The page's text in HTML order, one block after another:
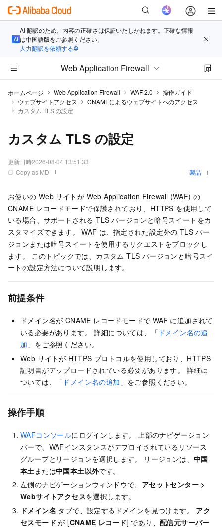
AI 翻訳のため、内容の正確さは保証いたしかねます。正確な情報
は中国語版をご参照ください。
人力翻訳を依頼する
Web Application Firewall
ホームページ Web Application Firewall WAF 2.0
操作ガイド
ウェブサイトアクセス
CNAMEによるウェブサイトへのアクセス
カスタム TLS の設定
カスタム TLS の設定
更新日時2026-08-04 13:51:33
Copy as MD
製品
お使いの Web サイトが Web Application Firewall (WAF) の
CNAME レコードモードで保護されており、HTTPS を使用して
いる場合、サポートされる TLS バージョンと暗号スイートをカ
スタマイズできます。 WAF は、指定された設定外の TLS バー
ジョンまたは暗号スイートを使用するリクエストをブロックし
ます。 このトピックでは、カスタム TLS バージョンと暗号スイ
ートの設定方法について説明します。
前提条件
ドメイン名が CNAME レコードモードで WAF に追加されて
いる必要があります。 詳細については、「 ドメイン名の追
加 」をご参照ください。
Web サイトが HTTPS プロトコルを使用しており、HTTPS
証明書がアップロードされている必要があります。 詳細に
ついては、「 ドメイン名の追加 」をご参照ください。
操作手順
WAFコンソールにログインします。 上部のナビゲーション
バーで、WAFインスタンスがデプロイされているリソース
グループとリージョンを選択します。 リージョンは、 中国
本土または中国本土以外です。
左側のナビゲーションウィンドウで、 アセットセンター >
Webサイトアクセスを選択します。
ドメイン名 タブで、設定するドメインを見つけます。 アク
セスモード が [CNAME レコード] であり、配信元サーバー